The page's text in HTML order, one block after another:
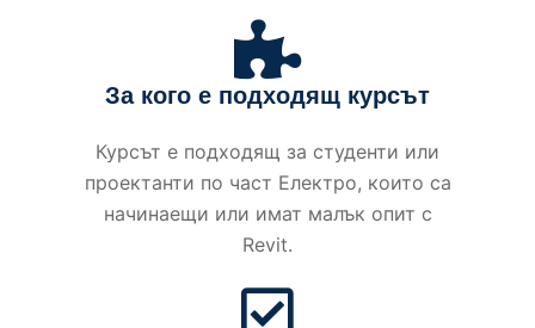
За кого е подходящ курсът
Курсът е подходящ за студенти или
проектанти по част Електро, които са
начинаещи или имат малък опит с
Revit.